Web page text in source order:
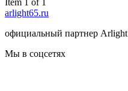
arlight65.ru
официальный партнер Arlight
Мы в соцсетях